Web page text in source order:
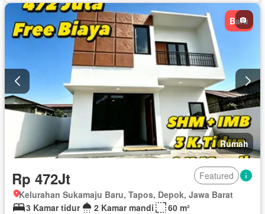
Secure parking
Pemandangan panorama
Rumah jaga
Taman
Taman atap Tangki air Telephone
Televisi
Garasi
Teras Halaman Wifi Tanpa perabotan
Baru
Rumah
Rp 472Jt
Featured
Kelurahan Sukamaju Baru, Tapos, Depok, Jawa Barat
3 Kamar tidur
2 Kamar mandi
60 m²